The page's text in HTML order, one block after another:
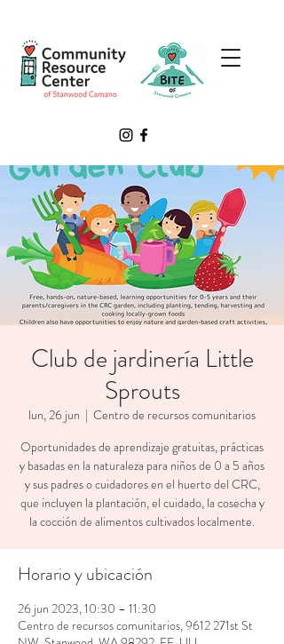
Club de jardinería Little
Sprouts
lun, 26 jun
  |
Centro de recursos comunitarios
Oportunidades de aprendizaje gratuitas, prácticas
y basadas en la naturaleza para niños de 0 a 5 años
y sus padres o cuidadores en el huerto del CRC,
que incluyen la plantación, el cuidado, la cosecha y
la cocción de alimentos cultivados localmente.
Horario y ubicación
26 jun 2023, 10:30 – 11:30
Centro de recursos comunitarios, 9612 271st St